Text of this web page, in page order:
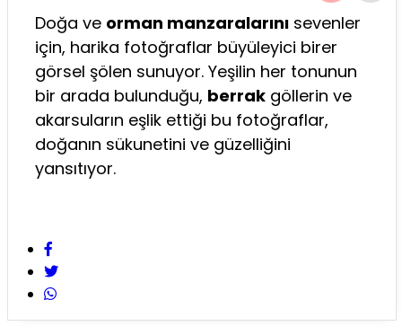
Doğa ve orman manzaralarını sevenler
için, harika fotoğraflar büyüleyici birer
görsel şölen sunuyor. Yeşilin her tonunun
bir arada bulunduğu, berrak göllerin ve
akarsuların eşlik ettiği bu fotoğraflar,
doğanın sükunetini ve güzelliğini
yansıtıyor.